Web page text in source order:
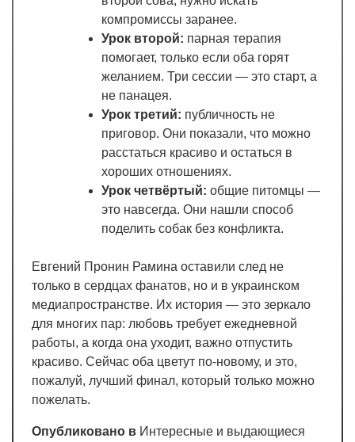
компромиссы заранее.
Урок второй: парная терапия
помогает, только если оба горят
желанием. Три сессии — это старт, а
не панацея.
Урок третий: публичность не
приговор. Они показали, что можно
расстаться красиво и остаться в
хороших отношениях.
Урок четвёртый: общие питомцы —
это навсегда. Они нашли способ
поделить собак без конфликта.
Евгений Пронин Рамина оставили след не
только в сердцах фанатов, но и в украинском
медиапространстве. Их история — это зеркало
для многих пар: любовь требует ежедневной
работы, а когда она уходит, важно отпустить
красиво. Сейчас оба цветут по-новому, и это,
пожалуй, лучший финал, который только можно
пожелать.
Опубликовано в Интересные и выдающиеся